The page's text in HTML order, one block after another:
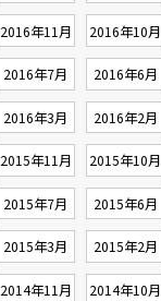
2016年11月 2016年10月
2016年7月 2016年6月
2016年3月 2016年2月
2015年11月 2015年10月
2015年7月 2015年6月
2015年3月 2015年2月
2014年11月 2014年10月